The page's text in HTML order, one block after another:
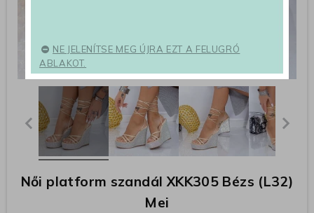
Női platform szandál XKK305 Bézs (L32)
Mei
NE JELENÍTSE MEG ÚJRA EZT A FELUGRÓ
ABLAKOT.